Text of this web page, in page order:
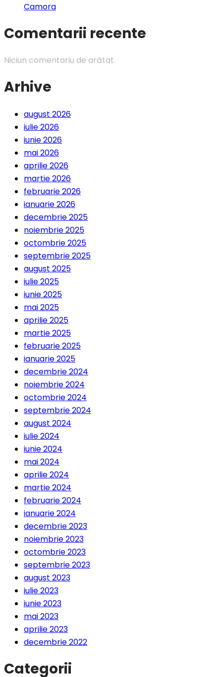
Camora
Comentarii recente
Niciun comentariu de arătat.
Arhive
august 2026
iulie 2026
iunie 2026
mai 2026
aprilie 2026
martie 2026
februarie 2026
ianuarie 2026
decembrie 2025
noiembrie 2025
octombrie 2025
septembrie 2025
august 2025
iulie 2025
iunie 2025
mai 2025
aprilie 2025
martie 2025
februarie 2025
ianuarie 2025
decembrie 2024
noiembrie 2024
octombrie 2024
septembrie 2024
august 2024
iulie 2024
iunie 2024
mai 2024
aprilie 2024
martie 2024
februarie 2024
ianuarie 2024
decembrie 2023
noiembrie 2023
octombrie 2023
septembrie 2023
august 2023
iulie 2023
iunie 2023
mai 2023
aprilie 2023
decembrie 2022
Categorii